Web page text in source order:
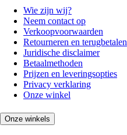
Wie zijn wij?
Neem contact op
Verkoopvoorwaarden
Retourneren en terugbetalen
Juridische disclaimer
Betaalmethoden
Prijzen en leveringsopties
Privacy verklaring
Onze winkel
Onze winkels